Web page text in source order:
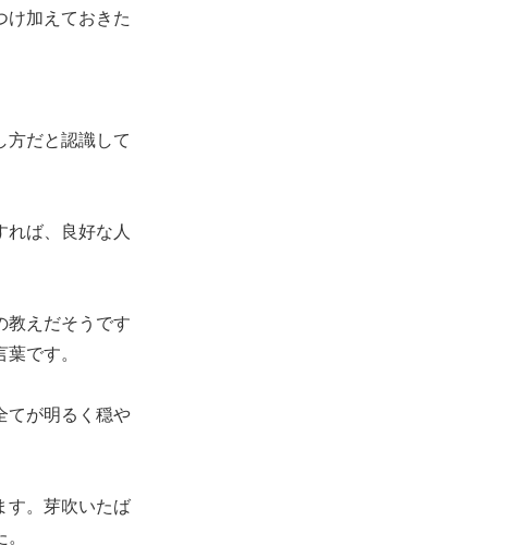
け加えておきた
方だと認識して
ば、良好な人
教えだそうです
です。
てが明るく穏や
す。芽吹いたば